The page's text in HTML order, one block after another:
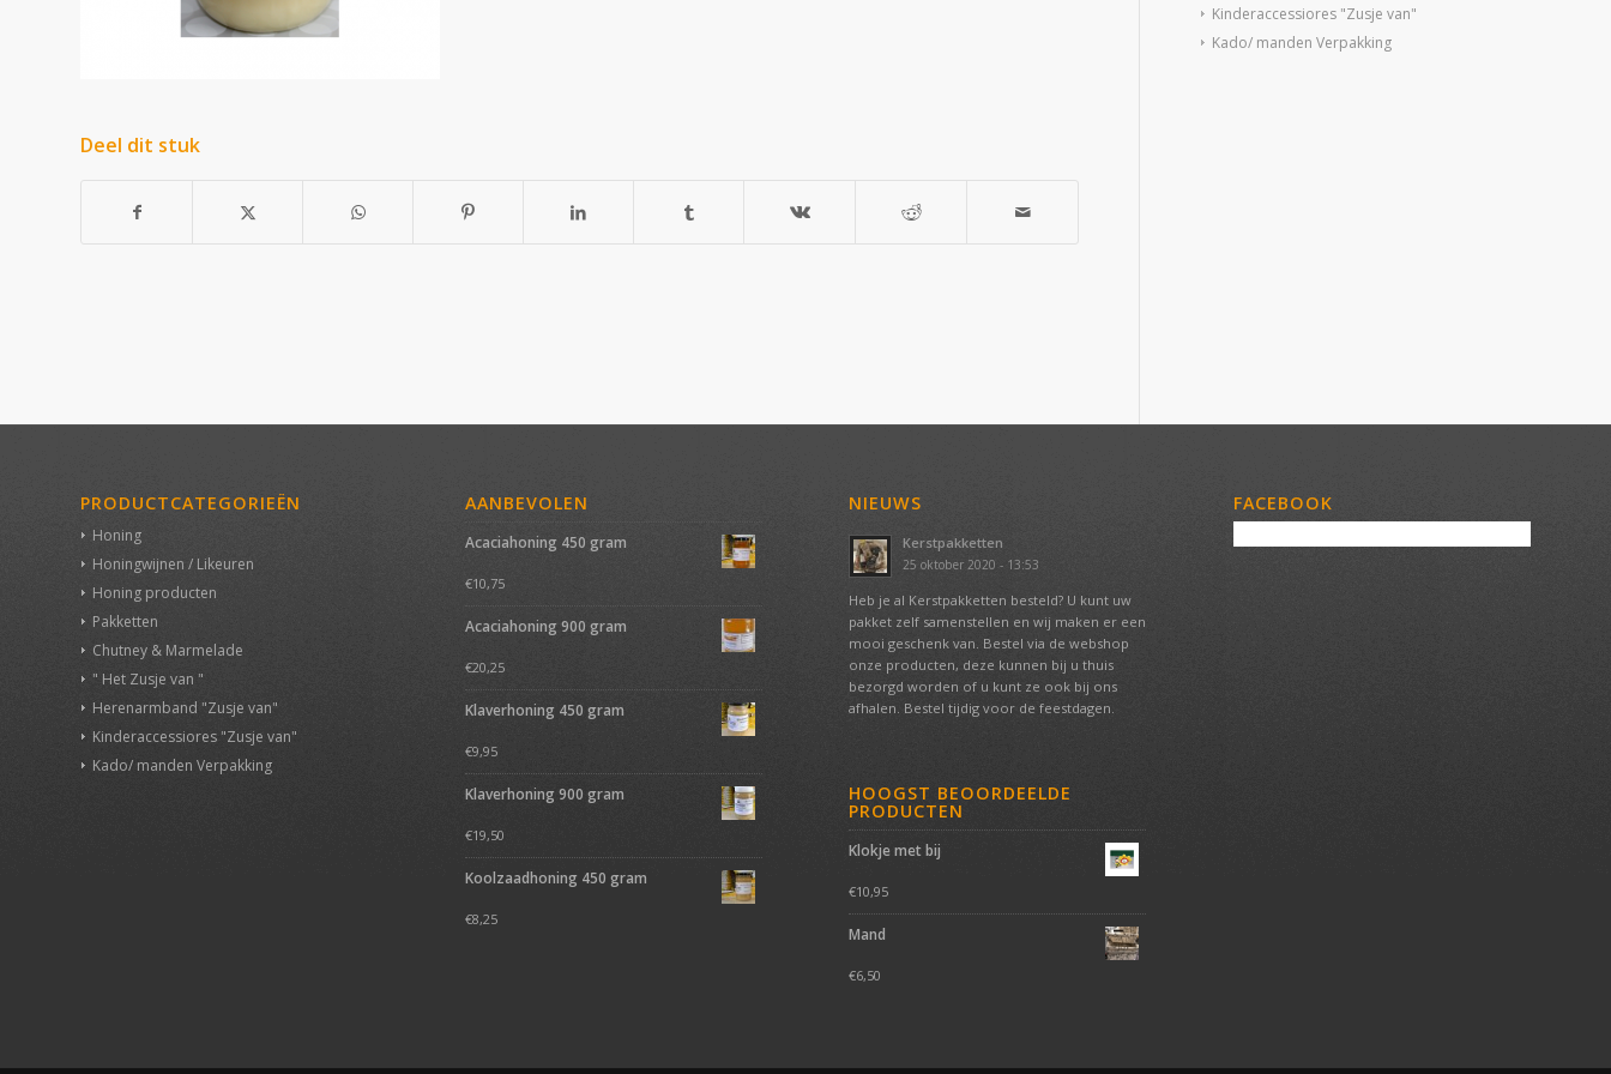
Deel dit stuk
Kinderaccessiores "Zusje van"
Kado/ manden Verpakking
PRODUCTCATEGORIEËN
Honing
Honingwijnen / Likeuren
Honing producten
Pakketten
Chutney & Marmelade
" Het Zusje van "
Herenarmband "Zusje van"
Kinderaccessiores "Zusje van"
Kado/ manden Verpakking
AANBEVOLEN
Acaciahoning 450 gram
€10,75
Acaciahoning 900 gram
€20,25
Klaverhoning 450 gram
€9,95
Klaverhoning 900 gram
€19,50
Koolzaadhoning 450 gram
€8,25
NIEUWS
Kerstpakketten
25 oktober 2020 - 13:53
Heb je al Kerstpakketten besteld? U kunt uw
pakket zelf samenstellen en wij maken er een
mooi geschenk van. Bestel via de webshop
onze producten, deze kunnen bij u thuis
bezorgd worden of u kunt ze ook bij ons
afhalen. Bestel tijdig voor de feestdagen.
HOOGST BEOORDEELDE
PRODUCTEN
Klokje met bij
€10,95
Mand
€6,50
FACEBOOK